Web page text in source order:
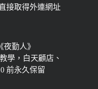
接取得外連網址
夜勤人》
學，白天顧店、
前永久保留